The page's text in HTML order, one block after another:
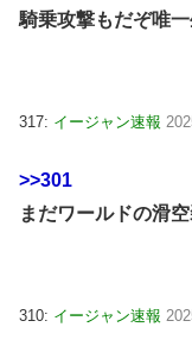
騎乗攻撃もだぞ唯
317: イージャン速報
>>301
まだワールドの滑
310: イージャン速報